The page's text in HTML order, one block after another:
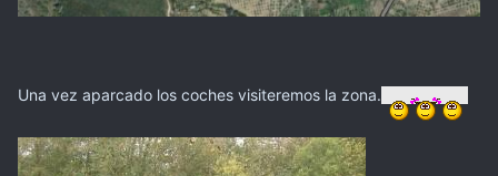
Una vez aparcado los coches visiteremos la zona.